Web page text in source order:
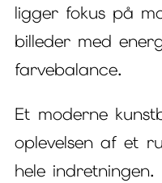
ligger fokus på
billeder med
farvebalance.
Et moderne
oplevelsen af et
hele